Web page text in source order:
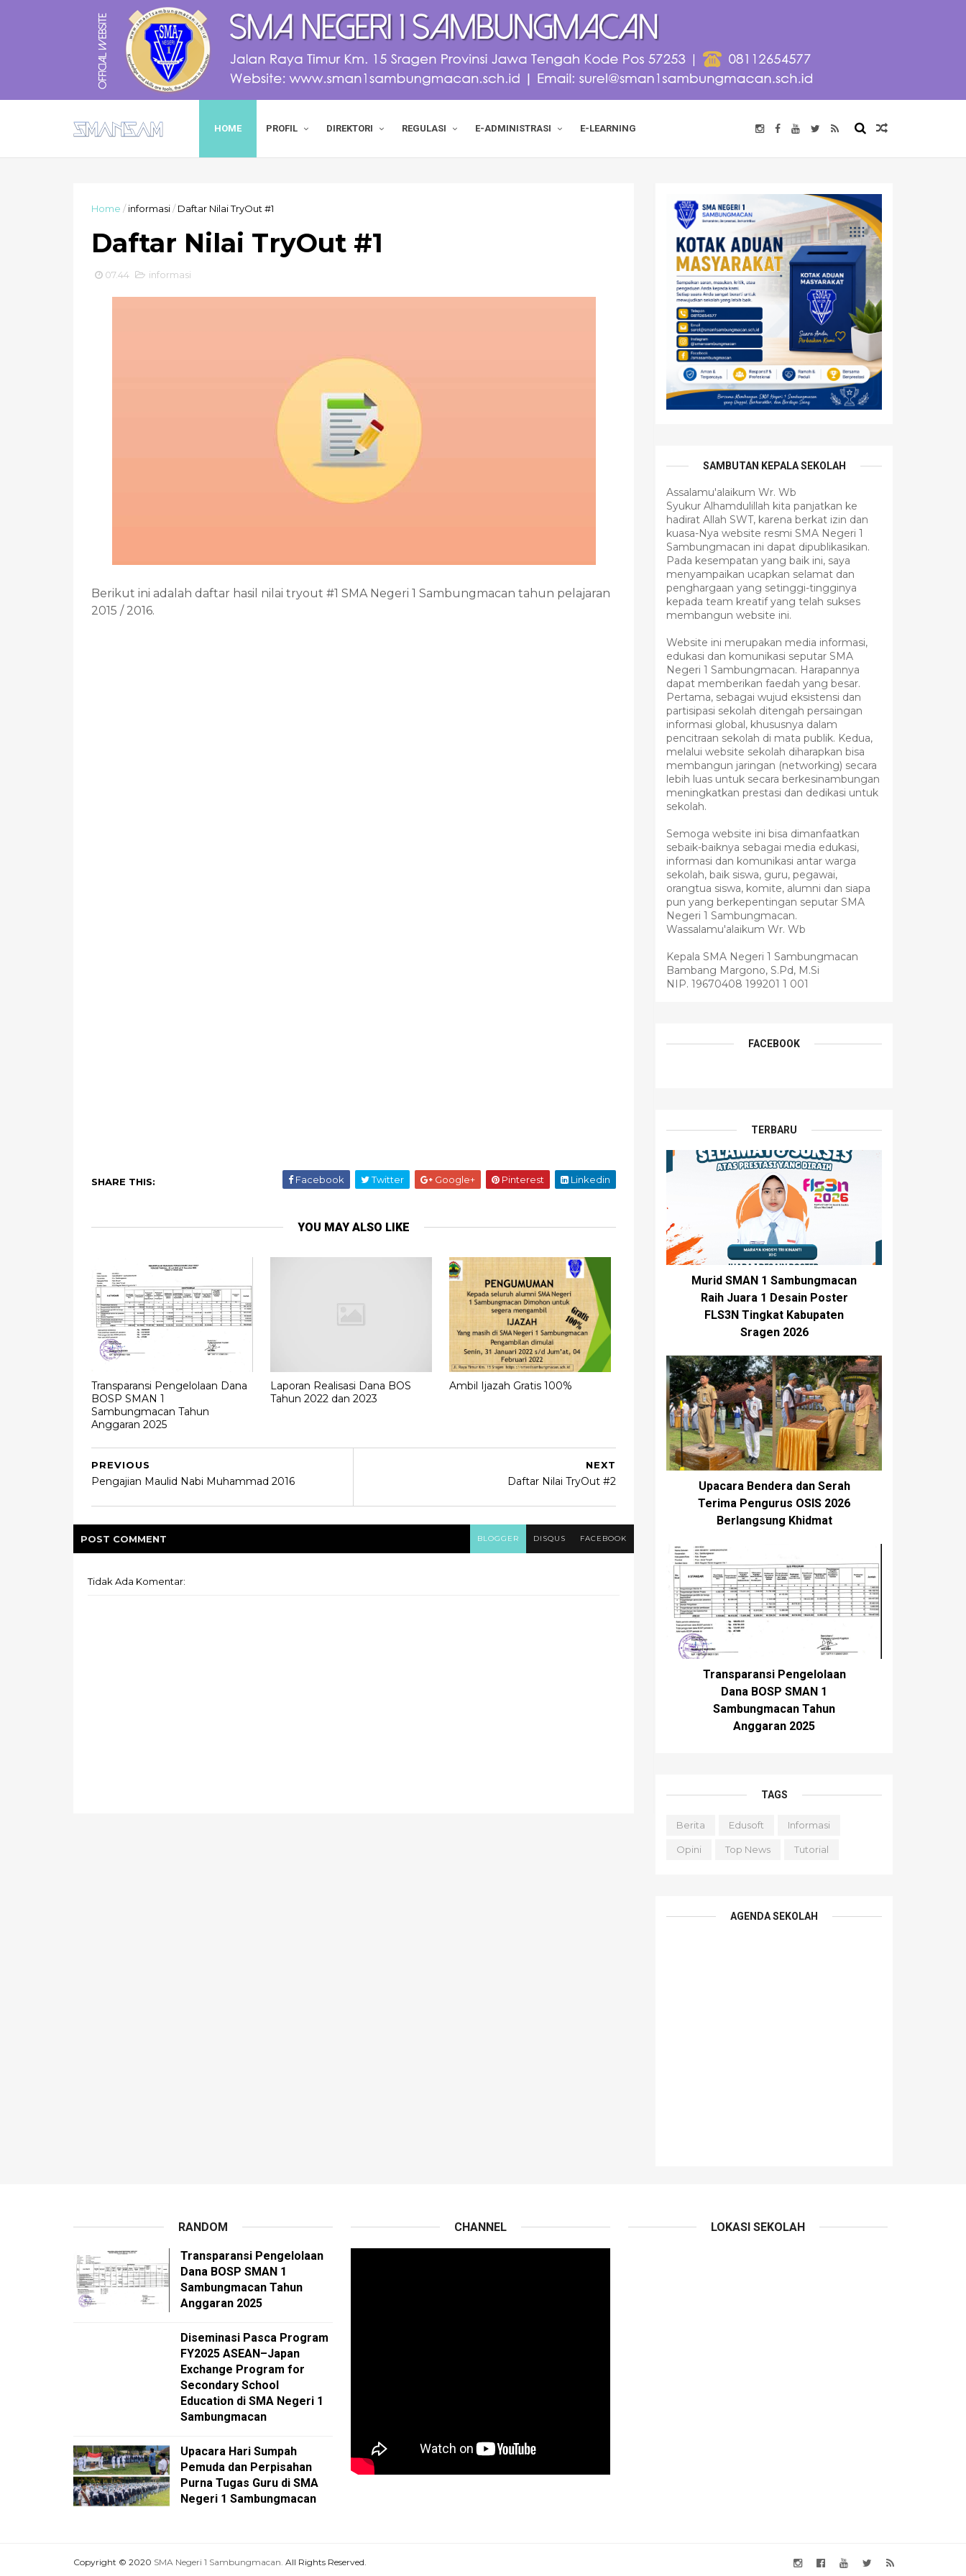
HOME PROFIL DIREKTORI REGULASI E-ADMINISTRASI E-LEARNING
Home / informasi/ Daftar Nilai TryOut #1
Daftar Nilai TryOut #1
07.44 informasi
Berikut ini adalah daftar hasil nilai tryout #1 SMA Negeri 1 Sambungmacan tahun pelajaran
2015 / 2016.
SHARE THIS: Facebook Twitter Google+ Pinterest Linkedin
YOU MAY ALSO LIKE
Transparansi Pengelolaan Dana
BOSP SMAN 1
Sambungmacan Tahun
Anggaran 2025
Laporan Realisasi Dana BOS
Tahun 2022 dan 2023
Ambil Ijazah Gratis 100%
NEXT
Daftar Nilai TryOut #2
PREVIOUS
Pengajian Maulid Nabi Muhammad 2016
POST COMMENT BLOGGER DISQUS FACEBOOK
Tidak Ada Komentar:
SAMBUTAN KEPALA SEKOLAH
Assalamu'alaikum Wr. Wb
Syukur Alhamdulillah kita panjatkan ke
hadirat Allah SWT, karena berkat izin dan
kuasa-Nya website resmi SMA Negeri 1
Sambungmacan ini dapat dipublikasikan.
Pada kesempatan yang baik ini, saya
menyampaikan ucapkan selamat dan
penghargaan yang setinggi-tingginya
kepada team kreatif yang telah sukses
membangun website ini.
Website ini merupakan media informasi,
edukasi dan komunikasi seputar SMA
Negeri 1 Sambungmacan. Harapannya
dapat memberikan faedah yang besar.
Pertama, sebagai wujud eksistensi dan
partisipasi sekolah ditengah persaingan
informasi global, khususnya dalam
pencitraan sekolah di mata publik. Kedua,
melalui website sekolah diharapkan bisa
membangun jaringan (networking) secara
lebih luas untuk secara berkesinambungan
meningkatkan prestasi dan dedikasi untuk
sekolah.
Semoga website ini bisa dimanfaatkan
sebaik-baiknya sebagai media edukasi,
informasi dan komunikasi antar warga
sekolah, baik siswa, guru, pegawai,
orangtua siswa, komite, alumni dan siapa
pun yang berkepentingan seputar SMA
Negeri 1 Sambungmacan.
Wassalamu'alaikum Wr. Wb
Kepala SMA Negeri 1 Sambungmacan
Bambang Margono, S.Pd, M.Si
NIP. 19670408 199201 1 001
FACEBOOK
TERBARU
Murid SMAN 1 Sambungmacan
Raih Juara 1 Desain Poster
FLS3N Tingkat Kabupaten
Sragen 2026
Upacara Bendera dan Serah
Terima Pengurus OSIS 2026
Berlangsung Khidmat
Transparansi Pengelolaan
Dana BOSP SMAN 1
Sambungmacan Tahun
Anggaran 2025
TAGS
Berita Edusoft Informasi
Opini Top News Tutorial
AGENDA SEKOLAH
RANDOM
Transparansi Pengelolaan
Dana BOSP SMAN 1
Sambungmacan Tahun
Anggaran 2025
Diseminasi Pasca Program
FY2025 ASEAN–Japan
Exchange Program for
Secondary School
Education di SMA Negeri 1
Sambungmacan
Upacara Hari Sumpah
Pemuda dan Perpisahan
Purna Tugas Guru di SMA
Negeri 1 Sambungmacan
CHANNEL LOKASI SEKOLAH
Copyright © 2020 SMA Negeri 1 Sambungmacan. All Rights Reserved.